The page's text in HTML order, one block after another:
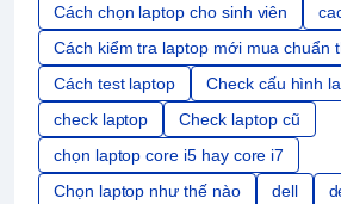
Cách chọn laptop cho sinh viên
Cách kiểm tra laptop mới mua chuẩn
Cách test laptop
Check cấu hình
check laptop
Check laptop cũ
chọn laptop core i5 hay core i7
Chọn laptop như thế nào
dell